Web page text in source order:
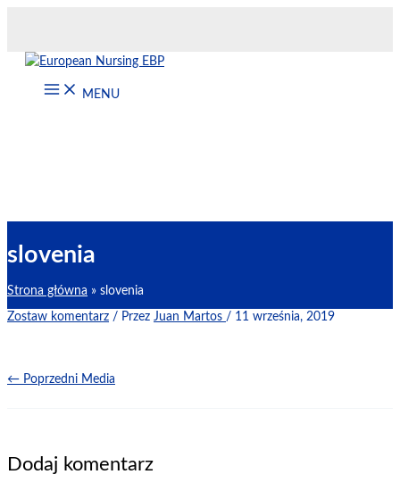
treści
MENU
slovenia
Strona główna slovenia
Zostaw komentarz / Przez Juan Martos / 11 września, 2019
← Poprzedni Media
Dodaj komentarz